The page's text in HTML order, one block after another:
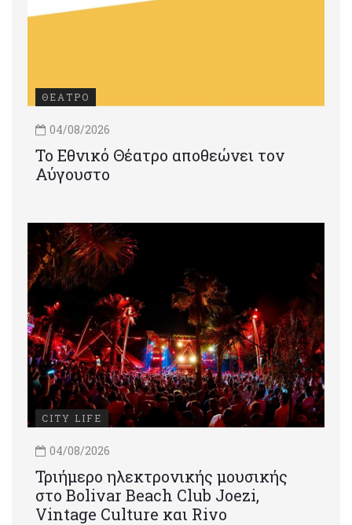
ΘΕΑΤΡΟ
04/08/2026
Το Εθνικό Θέατρο αποθεώνει τον
Αύγουστο
CITY LIFE
04/08/2026
Τριήμερο ηλεκτρονικής μουσικής
στο Bolivar Beach Club Joezi,
Vintage Culture και Rivo